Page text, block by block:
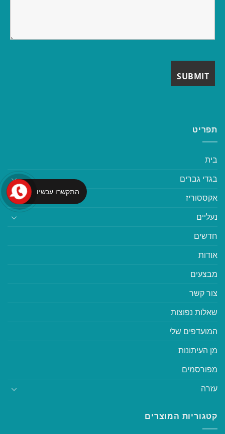
תפריט
בית
בגדי גברים
אקססוריז
נעליים
חדשים
אודות
מבצעים
צור קשר
שאלות נפוצות
המועדפים שלי
מן העיתונות
מפורסמים
עזרה
קטגוריות המוצרים
התקשרו עכשיו